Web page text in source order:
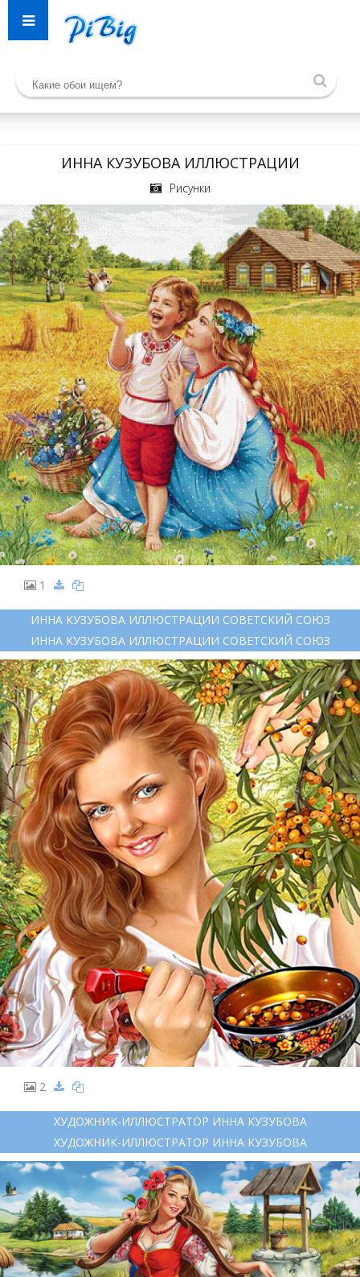
ИННА КУЗУБОВА ИЛЛЮСТРАЦИИ
Рисунки
1
ИННА КУЗУБОВА ИЛЛЮСТРАЦИИ СОВЕТСКИЙ СОЮЗ
ИННА КУЗУБОВА ИЛЛЮСТРАЦИИ СОВЕТСКИЙ СОЮЗ
2
ХУДОЖНИК-ИЛЛЮСТРАТОР ИННА КУЗУБОВА
ХУДОЖНИК-ИЛЛЮСТРАТОР ИННА КУЗУБОВА